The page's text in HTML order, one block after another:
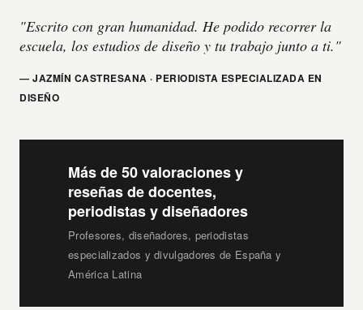
"Escrito con gran humanidad. He podido recorrer la
escuela, los estudios de diseño y tu trabajo junto a ti."
— JAZMÍN CASTRESANA · PERIODISTA ESPECIALIZADA EN
DISEÑO
Más de 50 valoraciones y
reseñas de docentes,
periodistas y diseñadores
Profesores, diseñadores, periodistas
especializados y divulgadores de España y
América Latina